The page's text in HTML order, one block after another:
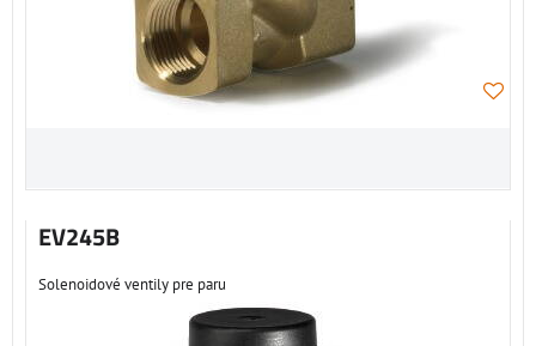
EV245B
Solenoidové ventily pre paru